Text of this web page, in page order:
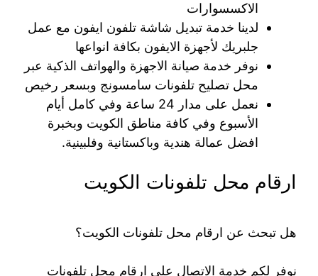
الاكسسوارات
لدينا خدمة تبديل شاشة تلفون ايفون مع عمل
جلبريك لأجهزة الايفون بكافة انواعها
نوفر خدمة صيانة الاجهزة والهواتف الذكية عبر
محل تصليح تلفونات سامسونج وبسعر رخيص
نعمل على مدار 24 ساعة وفي كامل أيام
الأسبوع وفي كافة مناطق الكويت وبخبرة
افضل عمالة هندية وباكستانية وفلبينية.
ارقام محل تلفونات الكويت
هل تبحث عن ارقام محل تلفونات الكويت؟
نوفر لكم خدمة الاتصال على ارقام محل تلفونات